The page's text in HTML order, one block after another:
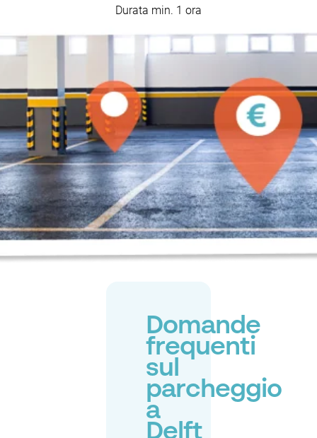
Durata min. 1 ora
Domande
frequenti
sul
parcheggio
a
Delft